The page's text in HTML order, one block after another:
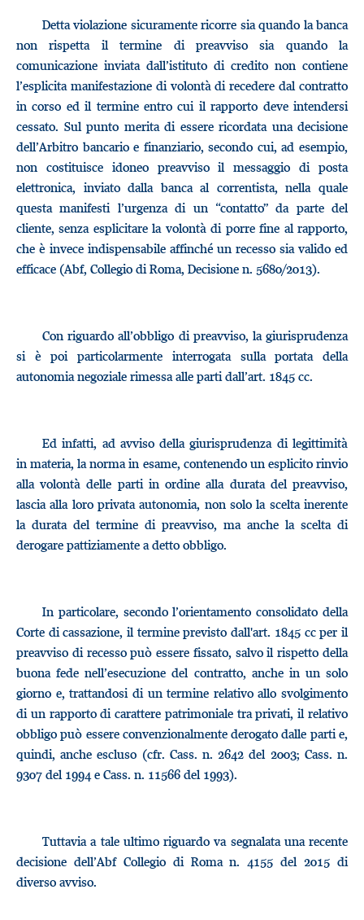
Detta violazione sicuramente ricorre sia quando la banca
non rispetta il termine di preavviso sia quando la
comunicazione inviata dall’istituto di credito non contiene
l’esplicita manifestazione di volontà di recedere dal contratto
in corso ed il termine entro cui il rapporto deve intendersi
cessato. Sul punto merita di essere ricordata una decisione
dell’Arbitro bancario e finanziario, secondo cui, ad esempio,
non costituisce idoneo preavviso il messaggio di posta
elettronica, inviato dalla banca al correntista, nella quale
questa manifesti l’urgenza di un “contatto” da parte del
cliente, senza esplicitare la volontà di porre fine al rapporto,
che è invece indispensabile affinché un recesso sia valido ed
efficace (Abf, Collegio di Roma, Decisione n. 5680/2013).
Con riguardo all’obbligo di preavviso, la giurisprudenza
si è poi particolarmente interrogata sulla portata della
autonomia negoziale rimessa alle parti dall’art. 1845 cc.
Ed infatti, ad avviso della giurisprudenza di legittimità
in materia, la norma in esame, contenendo un esplicito rinvio
alla volontà delle parti in ordine alla durata del preavviso,
lascia alla loro privata autonomia, non solo la scelta inerente
la durata del termine di preavviso, ma anche la scelta di
derogare pattiziamente a detto obbligo.
In particolare, secondo l’orientamento consolidato della
Corte di cassazione, il termine previsto dall'art. 1845 cc per il
preavviso di recesso può essere fissato, salvo il rispetto della
buona fede nell’esecuzione del contratto, anche in un solo
giorno e, trattandosi di un termine relativo allo svolgimento
di un rapporto di carattere patrimoniale tra privati, il relativo
obbligo può essere convenzionalmente derogato dalle parti e,
quindi, anche escluso (cfr. Cass. n. 2642 del 2003; Cass. n.
9307 del 1994 e Cass. n. 11566 del 1993).
Tuttavia a tale ultimo riguardo va segnalata una recente
decisione dell’Abf Collegio di Roma n. 4155 del 2015 di
diverso avviso.